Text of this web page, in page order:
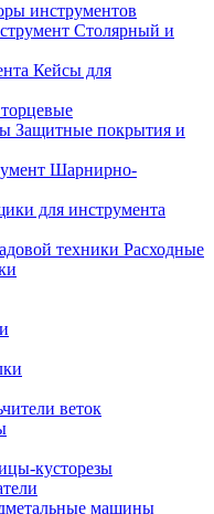
инструментов
Столярный и
Кейсы для
Защитные покрытия и
Шарнирно-
для инструмента
Расходные
веток
кусторезы
машины